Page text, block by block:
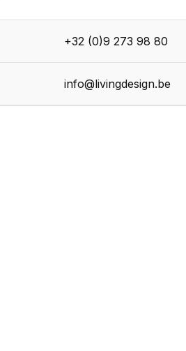
+32 (0)9 273 98 80
info@livingdesign.be